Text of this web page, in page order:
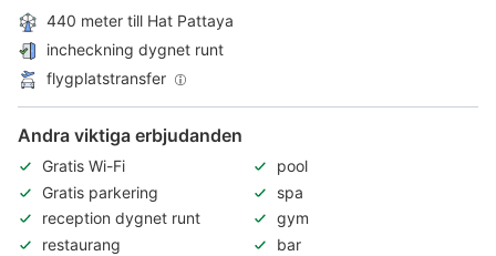
440 meter till Hat Pattaya
incheckning dygnet runt
flygplatstransfer
Andra viktiga erbjudanden
Gratis Wi-Fi
pool
Gratis parkering
spa
reception dygnet runt
gym
restaurang
bar